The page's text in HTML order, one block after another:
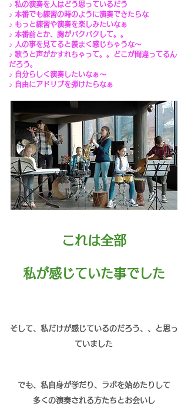
♪ 私の演奏を人はどう思っているだう
♪ 本番でも練習の時のように演奏できたらな
♪ もっと練習や演奏を楽しみたいなぁ
♪ 本番前とか、胸がバクバクして。。
​♪ 人の事を見てると羨まく感じちゃうな〜
♪ 歌うと声がかすれちゃって。。どこが間違ってるん
だろう。
♪ 自分らしく演奏したいなぁ〜
♪ 自由にアドリブを弾けたらなぁ
これは全部
私が感じていた事でした
そして、私だけが感じているのだろう、、と思っ
ていました
でも、私自身が学だり、ラボを始めたりして
多くの演奏される方たちとお会いし